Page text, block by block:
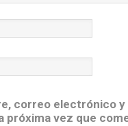
correo electrónico y
próxima vez que